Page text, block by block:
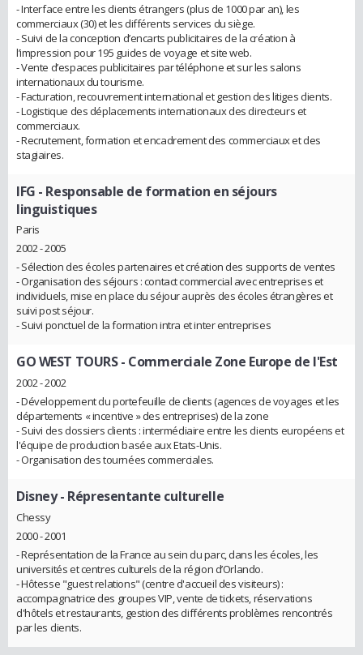
- Interface entre les clients étrangers (plus de 1000 par an), les
commerciaux (30) et les différents services du siège.
- Suivi de la conception d’encarts publicitaires de la création à
l’impression pour 195 guides de voyage et site web.
- Vente d’espaces publicitaires par téléphone et sur les salons
internationaux du tourisme.
- Facturation, recouvrement international et gestion des litiges clients.
- Logistique des déplacements internationaux des directeurs et
commerciaux.
- Recrutement, formation et encadrement des commerciaux et des
stagiaires.
IFG - Responsable de formation en séjours
linguistiques
Paris
2002 - 2005
- Sélection des écoles partenaires et création des supports de ventes
- Organisation des séjours : contact commercial avec entreprises et
individuels, mise en place du séjour auprès des écoles étrangères et
suivi post séjour.
- Suivi ponctuel de la formation intra et inter entreprises
GO WEST TOURS- Commerciale Zone Europe de l'Est
2002 - 2002
- Développement du portefeuille de clients (agences de voyages et les
départements « incentive » des entreprises) de la zone
- Suivi des dossiers clients : intermédiaire entre les clients européens et
l'équipe de production basée aux Etats-Unis.
- Organisation des tournées commerciales.
Disney- Répresentante culturelle
Chessy
2000 - 2001
- Représentation de la France au sein du parc, dans les écoles, les
universités et centres culturels de la région d’Orlando.
- Hôtesse "guest relations" (centre d'accueil des visiteurs) :
accompagnatrice des groupes VIP, vente de tickets, réservations
d'hôtels et restaurants, gestion des différents problèmes rencontrés
par les clients.